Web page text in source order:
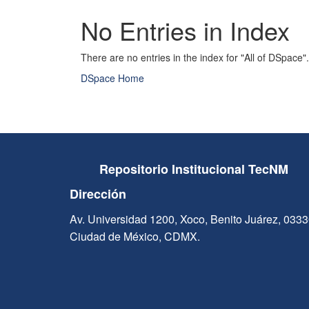
No Entries in Index
There are no entries in the index for "All of DSpace".
DSpace Home
Repositorio Institucional TecNM
Dirección
Av. Universidad 1200, Xoco, Benito Juárez,
Ciudad de México, CDMX.